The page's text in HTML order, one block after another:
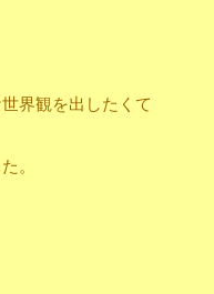
界観を出したくて
。